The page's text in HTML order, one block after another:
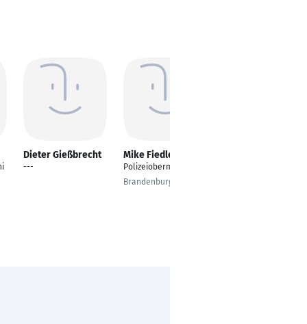
Dieter Gießbrecht
---
Mike Fiedler
Polizeiobermeister
Brandenburg